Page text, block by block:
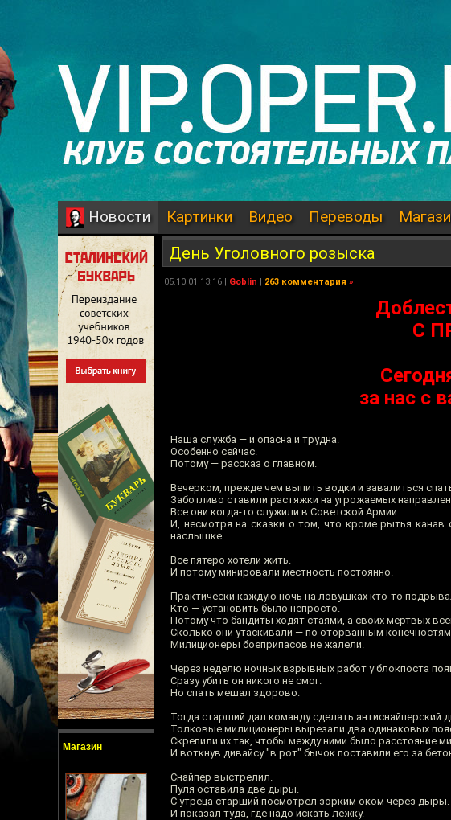
Новости Картинки Видео Переводы
Магазин
День Уголовного розыска
05.10.01 13:16 | Goblin | 263 комментария »
С
за нас с
Наша служба — и опасна и трудна.
Особенно сейчас.
Потому — рассказ о главном.
Вечерком, прежде чем выпить водки и завалиться
Заботливо ставили растяжки на угрожаемых
Все они когда-то служили в Советской Армии.
И, несмотря на сказки о том, что кроме рытья
наслышке.
Все пятеро хотели жить.
И потому минировали местность постоянно.
Практически каждую ночь на ловушках кто-то
Кто — установить было непросто.
Потому что бандиты ходят стаями, а своих мертвых
Сколько они утаскивали — по оторванным
Милиционеры боеприпасов не жалели.
Через неделю ночных взрывных работ у блокпоста
Сразу убить он никого не смог.
Но спать мешал здорово.
Тогда старший дал команду сделать антиснайперский
Толковые милиционеры вырезали два одинаковых
Скрепили их так, чтобы между ними было расстояние
И воткнув дивайсу "в рот" бычок поставили его за
Снайпер выстрелил.
Пуля оставила две дыры.
С утреца старший посмотрел зорким оком через дыры.
И показал туда, где надо искать лёжку.